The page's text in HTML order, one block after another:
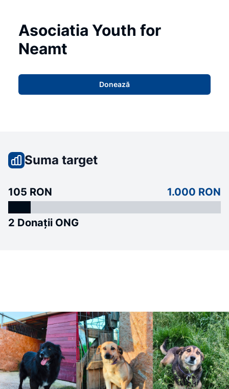
Asociatia Youth for
Neamt
Donează
Suma target
105 RON 1.000 RON
2 Donații ONG